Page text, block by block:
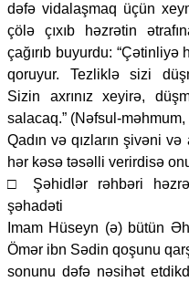
dəfə vidalaşmaq üçün
çölə çıxıb həzrətin
çağırıb buyurdu:
qoruyur. Tezliklə sizi
Sizin axrınız xeyirə,
salacaq.” (Nəfsul-məhmum,
Qadın və qızların şivəni
hər kəsə təsəlli verirdisə
□ Şəhidlər rəhbəri
şəhadəti
Imam Hüseyn (ə) bütün
Ömər ibn Sədin qoşunu
sonunu dəfə nəsihət